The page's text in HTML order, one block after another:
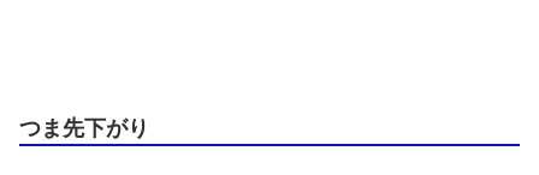
つま先下がり